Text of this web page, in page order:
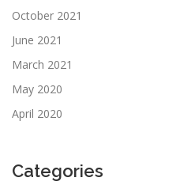
October 2021
June 2021
March 2021
May 2020
April 2020
Categories